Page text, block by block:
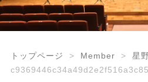
トップページ Member
星